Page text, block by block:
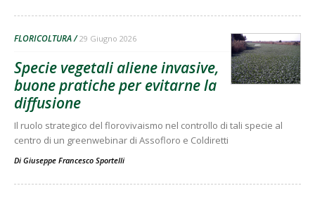
FLORICOLTURA 29 Giugno 2026
Specie vegetali aliene invasive,
buone pratiche per evitarne la
diffusione
Il ruolo strategico del florovivaismo nel controllo di tali specie al
centro di un greenwebinar di Assofloro e Coldiretti
Di Giuseppe Francesco Sportelli